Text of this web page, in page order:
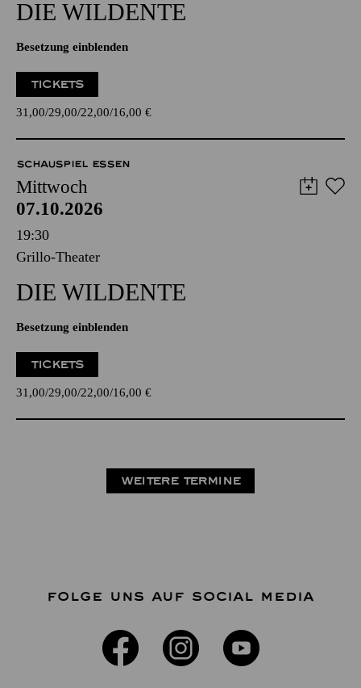
DIE WILDENTE
Besetzung einblenden
TICKETS
31,00 29,00 22,00 16,00 €
SCHAUSPIEL ESSEN
Mittwoch
07.10.2026
19:30
Grillo-Theater
DIE WILDENTE
Besetzung einblenden
TICKETS
31,00 29,00 22,00 16,00 €
WEITERE TERMINE
FOLGE UNS AUF SOCIAL MEDIA